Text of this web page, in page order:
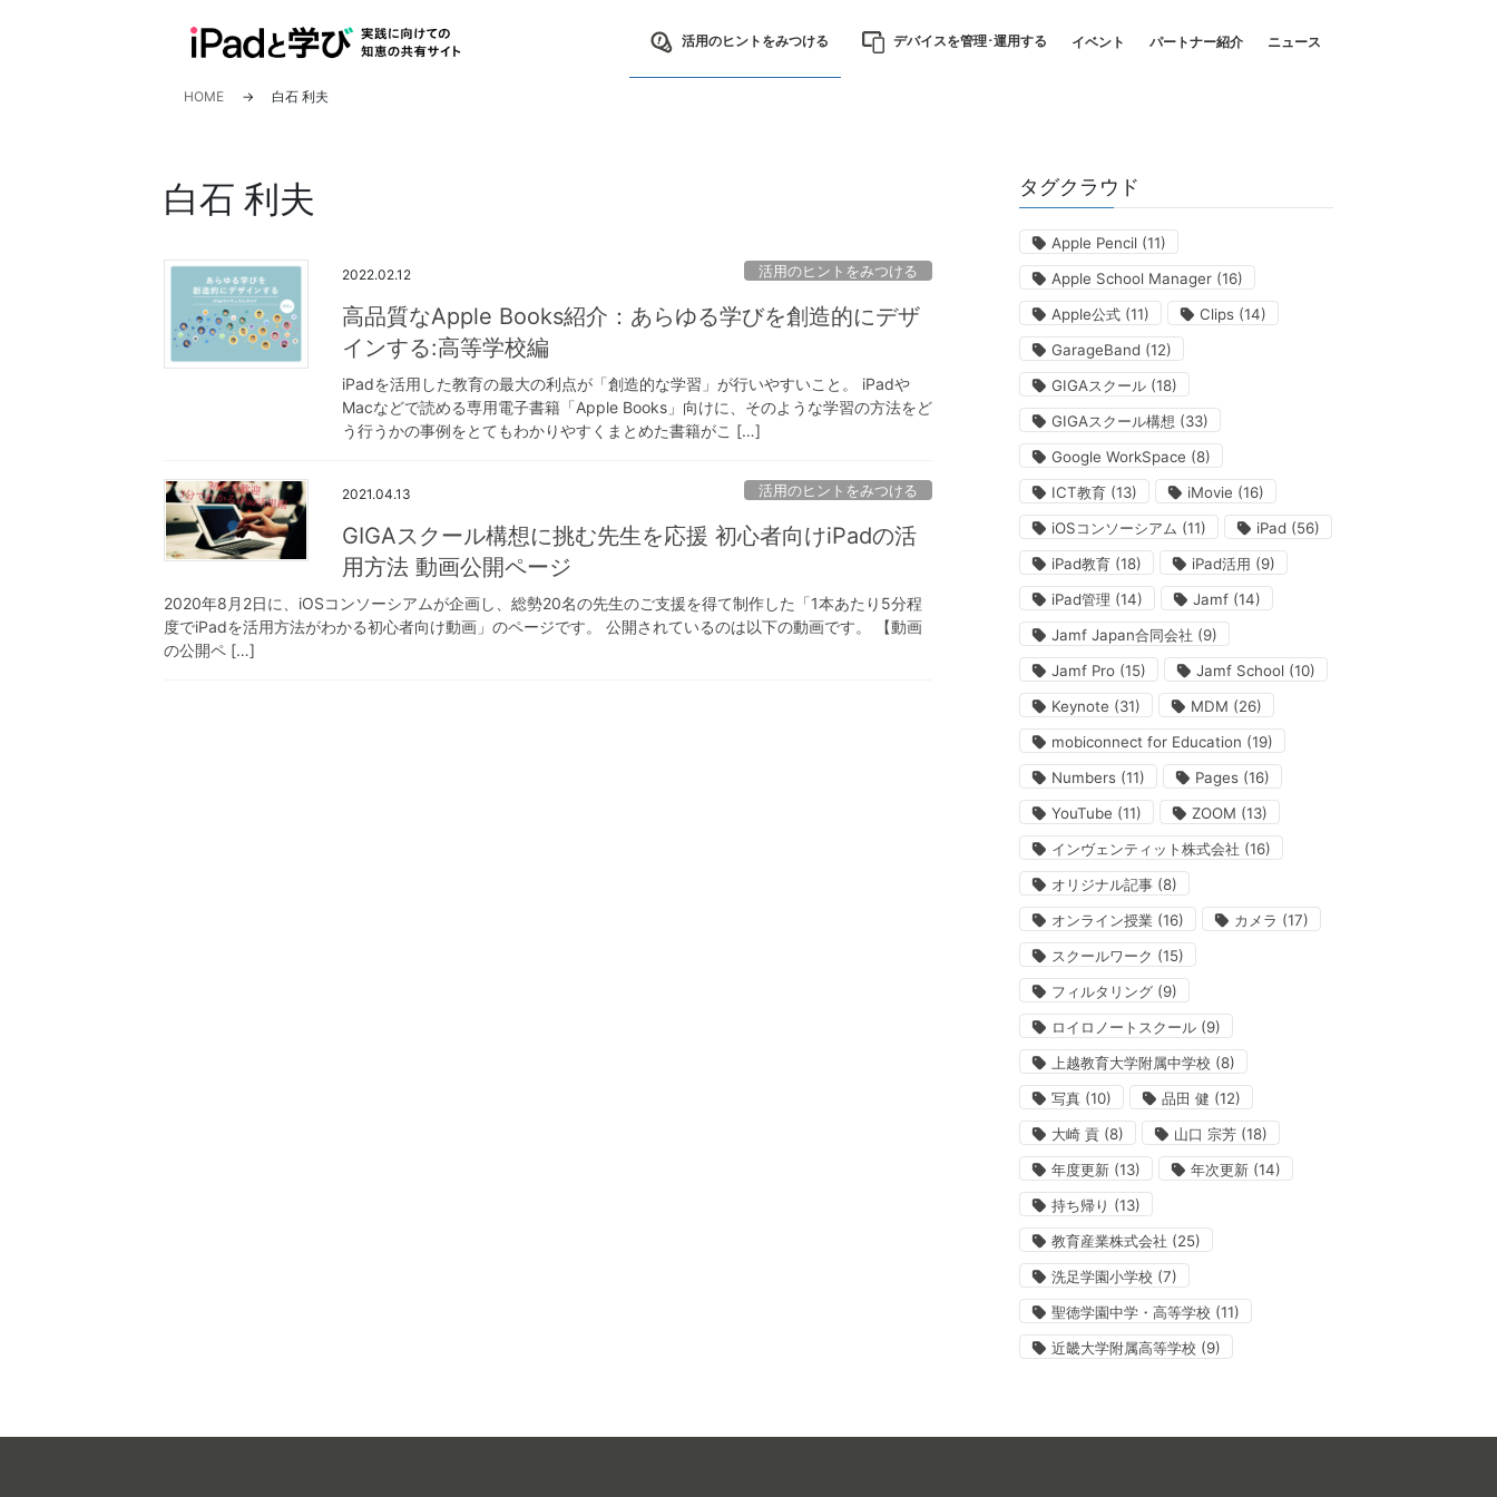
活用のヒントをみつける デバイスを管理･運用する イベント パートナー紹介 ニュース
HOME 白石 利夫
白石 利夫
2022.02.12 活用のヒントをみつける
高品質なApple Books紹介：あらゆる学びを創造的にデザ
インする:高等学校編
iPadを活用した教育の最大の利点が「創造的な学習」が行いやすいこと。 iPadや
Macなどで読める専用電子書籍「Apple Books」向けに、そのような学習の方法をど
う行うかの事例をとてもわかりやすくまとめた書籍がこ […]
2021.04.13 活用のヒントをみつける
GIGAスクール構想に挑む先生を応援 初心者向けiPadの活
用方法 動画公開ページ
2020年8月2日に、iOSコンソーシアムが企画し、総勢20名の先生のご支援を得て制作した「1本あたり5分程
度でiPadを活用方法がわかる初心者向け動画」のページです。 公開されているのは以下の動画です。 【動画
の公開ペ […]
タグクラウド
Apple Pencil (11)
Apple School Manager (16)
Apple公式 (11) Clips (14)
GarageBand (12)
GIGAスクール (18)
GIGAスクール構想 (33)
Google WorkSpace (8)
ICT教育 (13) iMovie (16)
iOSコンソーシアム (11) iPad (56)
iPad教育 (18) iPad活用 (9)
iPad管理 (14) Jamf (14)
Jamf Japan合同会社 (9)
Jamf Pro (15) Jamf School (10)
Keynote (31) MDM (26)
mobiconnect for Education (19)
Numbers (11) Pages (16)
YouTube (11) ZOOM (13)
インヴェンティット株式会社 (16)
オリジナル記事 (8)
オンライン授業 (16) カメラ (17)
スクールワーク (15)
フィルタリング (9)
ロイロノートスクール (9)
上越教育大学附属中学校 (8)
写真 (10) 品田 健 (12)
大崎 貢 (8) 山口 宗芳 (18)
年度更新 (13) 年次更新 (14)
持ち帰り (13)
教育産業株式会社 (25)
洗足学園小学校 (7)
聖徳学園中学・高等学校 (11)
近畿大学附属高等学校 (9)